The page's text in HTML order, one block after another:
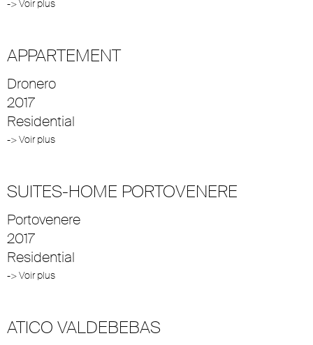
-> Voir plus
APPARTEMENT
Dronero
2017
Residential
-> Voir plus
SUITES-HOME PORTOVENERE
Portovenere
2017
Residential
-> Voir plus
ATICO VALDEBEBAS